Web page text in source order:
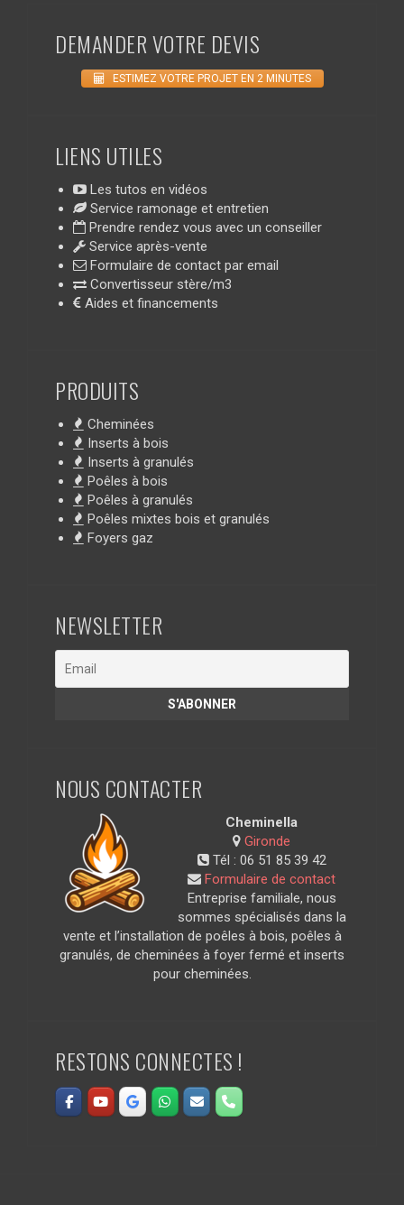
DEMANDER VOTRE DEVIS
ESTIMEZ VOTRE PROJET EN 2 MINUTES
LIENS UTILES
Les tutos en vidéos
Service ramonage et entretien
Prendre rendez vous avec un conseiller
Service après-vente
Formulaire de contact par email
Convertisseur stère/m3
Aides et financements
PRODUITS
Cheminées
Inserts à bois
Inserts à granulés
Poêles à bois
Poêles à granulés
Poêles mixtes bois et granulés
Foyers gaz
NEWSLETTER
NOUS CONTACTER
Cheminella
Gironde
Tél : 06 51 85 39 42
Formulaire de contact
Entreprise familiale, nous
sommes spécialisés dans la
vente et l’installation de poêles à bois, poêles à
granulés, de cheminées à foyer fermé et inserts
pour cheminées.
RESTONS CONNECTES !